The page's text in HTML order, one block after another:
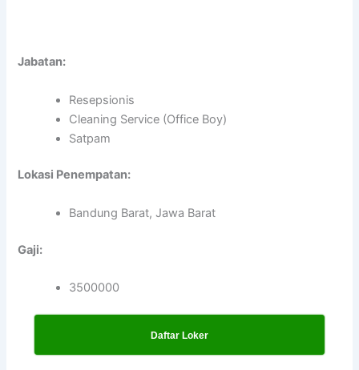
Jabatan:
Resepsionis
Cleaning Service (Office Boy)
Satpam
Lokasi Penempatan:
Bandung Barat, Jawa Barat
Gaji:
3500000
Daftar Loker